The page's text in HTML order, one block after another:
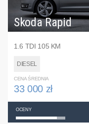
Skoda Rapid
1.6 TDI 105 KM
DIESEL
CENA ŚREDNIA
33 000 zł
OCENY